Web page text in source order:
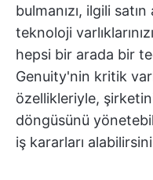
bulmanızı, ilgili satın
teknoloji
hepsi bir arada bir
Genuity'nin kritik
özellikleriyle,
döngüsünü
iş kararları